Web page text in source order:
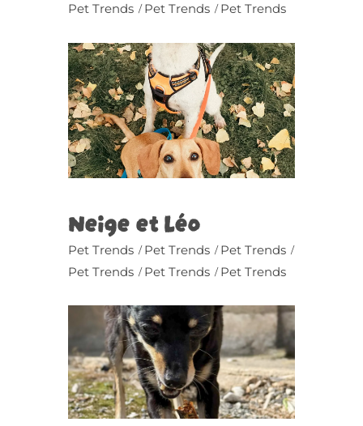
Pet Trends
Pet Trends Pet Trends
Neige et Léo
Pet Trends Pet Trends
Pet Trends
Pet Trends
Pet Trends Pet Trends